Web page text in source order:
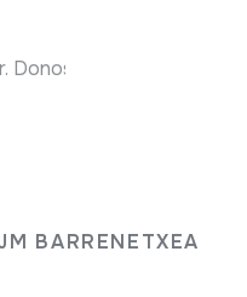
BARRENETXEA
1984.